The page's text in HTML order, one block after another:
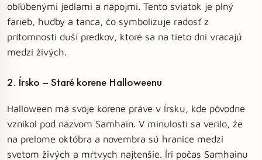
obľúbenými jedlami a nápojmi. Tento sviatok je plný
farieb, hudby a tanca, čo symbolizuje radosť z
prítomnosti duší predkov, ktoré sa na tieto dni vracajú
medzi živých.
2. Írsko – Staré korene Halloweenu
Halloween má svoje korene práve v Írsku, kde pôvodne
vznikol pod názvom Samhain. V minulosti sa verilo, že
na prelome októbra a novembra sú hranice medzi
svetom živých a mŕtvych najtenšie. Íri počas Samhainu